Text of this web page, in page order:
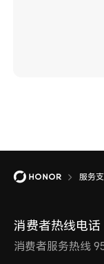
服务
消费者热线电话
消费者服务热线